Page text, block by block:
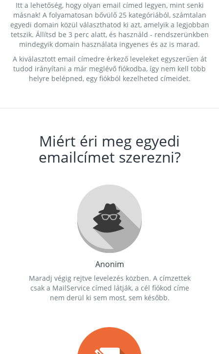
Itt a lehetőség, hogy olyan email címed legyen, mint senki
másnak! A folyamatosan bővülő 25 kategóriából, számtalan
egyedi domain közül választhatod ki azt, amelyik a legjobban
tetszik. Állítsd be 3 perc alatt, és használd - rendszerünkben
mindegyik domain használata ingyenes és az is marad.
A kiválasztott email címedre érkező leveleket egyszerűen át
tudod irányítani a már meglévő fiókodba, így nem kell több
helyre belépned, egy fiókból kezelheted címeidet.
Miért éri meg egyedi
emailcímet szerezni?
Anonim
Maradj végig rejtve levelezés közben. A címzettek
csak a MailService címed látják, a cél fiókod címe
nem derül ki sem most, sem később.